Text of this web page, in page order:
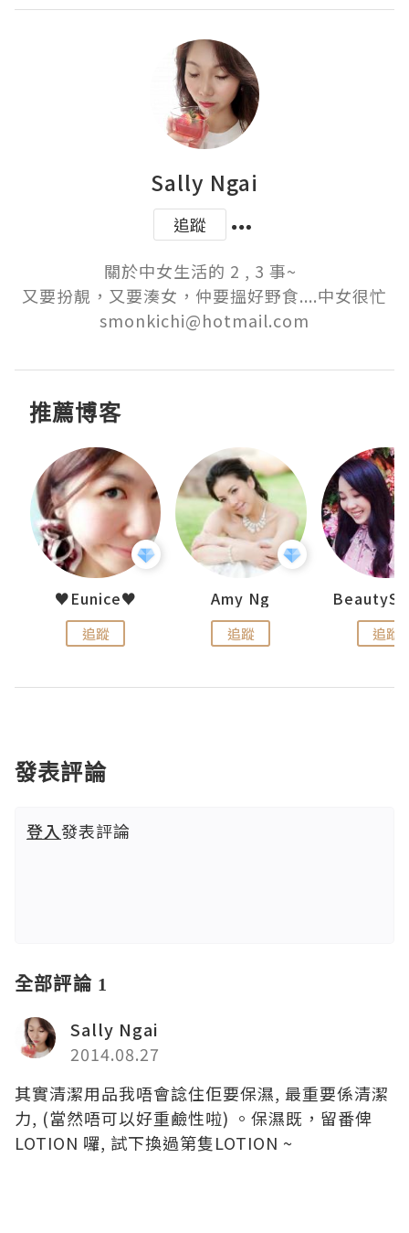
Sally Ngai
追蹤
關於中女生活的 2 , 3 事~
又要扮靚，又要湊女，仲要搵好野食....中女很忙
smonkichi@hotmail.com
推薦博客
♥Eunice♥
追蹤
Amy Ng
追蹤 追蹤
發表評論
登入發表評論
全部評論 1
Sally Ngai
2014.08.27
其實清潔用品我唔會諗住佢要保濕, 最重要係清潔
力, (當然唔可以好重鹼性啦) 。保濕既，留番俾
LOTION 囉, 試下換過第隻LOTION ~